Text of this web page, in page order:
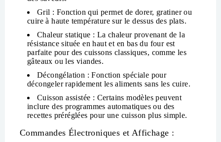
Gril : Fonction qui permet de dorer, gratiner ou
cuire à haute température sur le dessus des plats.
Chaleur statique : La chaleur provenant de la
résistance située en haut et en bas du four est
parfaite pour des cuissons classiques, comme les
gâteaux ou les viandes.
Décongélation : Fonction spéciale pour
décongeler rapidement les aliments sans les cuire.
Cuisson assistée : Certains modèles peuvent
inclure des programmes automatiques ou des
recettes préréglées pour une cuisson plus simple.
Commandes Électroniques et Affichage :